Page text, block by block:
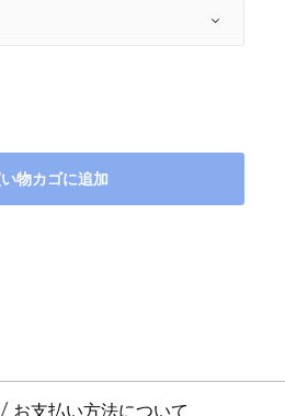
物カゴに追加
/ お支払い方法について